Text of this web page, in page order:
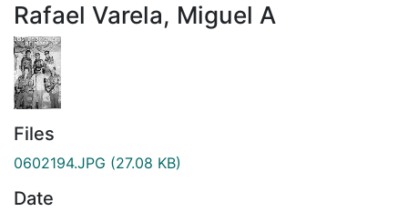
Rafael Varela, Miguel A
Files
0602194.JPG (27.08 KB)
Date